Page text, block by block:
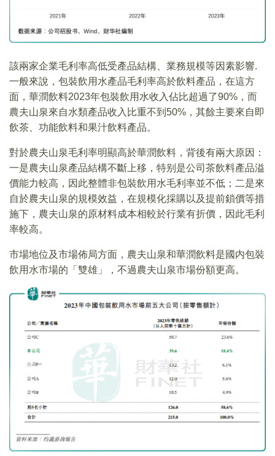
該兩家企業毛利率高低受產品結構、業務規模等因素影響.
一般來說，包裝飲用水產品毛利率高於飲料產品，在這方
面，華潤飲料2023年包裝飲用水收入佔比超過了90%，而
農夫山泉來自水類產品收入比重不到50%，其餘主要來自即
飲茶、功能飲料和果汁飲料產品。
對於農夫山泉毛利率明顯高於華潤飲料，背後有兩大原因：
一是農夫山泉產品結構不斷上移，特别是公司茶飲料產品溢
價能力較高，因此整體非包裝飲用水毛利率並不低；二是來
自於農夫山泉的規模效益，在規模化採購以及提前鎖價等措
施下，農夫山泉的原材料成本相較於行業有折價，因此毛利
率較高。
市場地位及市場佈局方面，農夫山泉和華潤飲料是國内包裝
飲用水市場的「雙雄」，不過農夫山泉市場份額更高。